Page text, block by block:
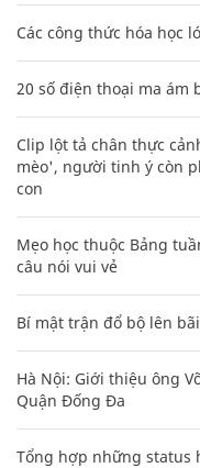
Các công thức hóa học
20 số điện thoại ma ám
Clip lột tả chân thực
mèo', người tinh ý còn
con
Mẹo học thuộc Bảng
câu nói vui vẻ
Bí mật trận đổ bộ lên
Hà Nội: Giới thiệu ông
Quận Đống Đa
Tổng hợp những status